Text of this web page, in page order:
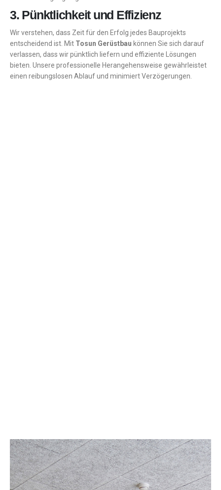
3. Pünktlichkeit und Effizienz
Wir verstehen, dass Zeit für den Erfolg jedes Bauprojekts
entscheidend ist. Mit Tosun Gerüstbau können Sie sich darauf
verlassen, dass wir pünktlich liefern und effiziente Lösungen
bieten. Unsere professionelle Herangehensweise gewährleistet
einen reibungslosen Ablauf und minimiert Verzögerungen.